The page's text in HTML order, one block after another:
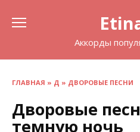
Аккорды
ГЛАВНАЯ » Д » ДВОРОВЫЕ ПЕСНИ
Дворовые
темную ночь